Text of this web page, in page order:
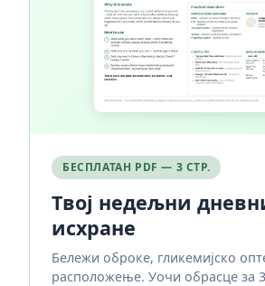
БЕСПЛАТАН PDF — 3 СТР.
Твој недељни
исхране
Бележи оброке, гликемијско
расположење. Уочи обрасце за